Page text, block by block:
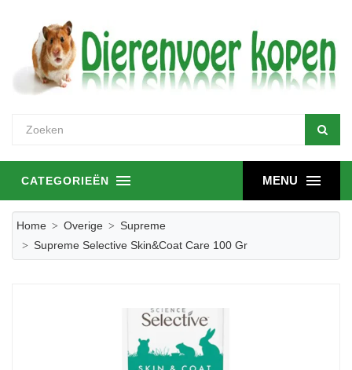
MENU
CATEGORIEËN
Home Overige
Supreme
Supreme Selective Skin&Coat Care 100 Gr